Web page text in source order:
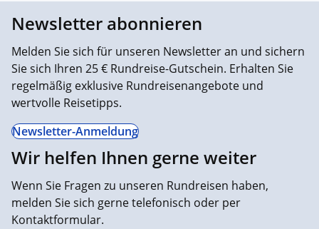
Newsletter abonnieren
Melden Sie sich für unseren Newsletter an und sichern
Sie sich Ihren 25 € Rundreise-Gutschein. Erhalten Sie
regelmäßig exklusive Rundreisenangebote und
wertvolle Reisetipps.
Newsletter-Anmeldung
Wir helfen Ihnen gerne weiter
Wenn Sie Fragen zu unseren Rundreisen haben,
melden Sie sich gerne telefonisch oder per
Kontaktformular.